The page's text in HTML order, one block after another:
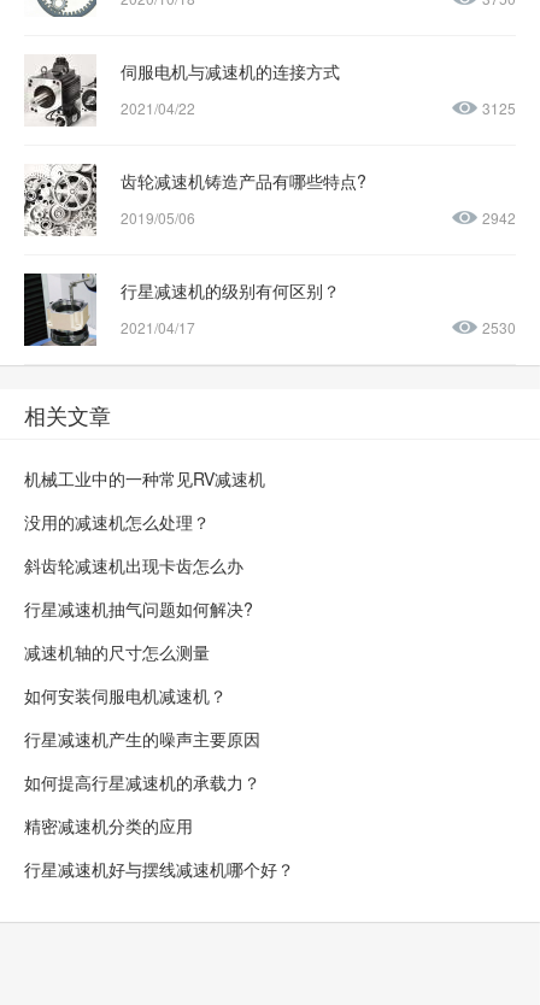
伺服电机与减速机的连接方式
2021/04/22 3125
齿轮减速机铸造产品有哪些特点?
2019/05/06 2942
行星减速机的级别有何区别？
2021/04/17 2530
相关文章
机械工业中的一种常见RV减速机
没用的减速机怎么处理？
斜齿轮减速机出现卡齿怎么办
行星减速机抽气问题如何解决?
减速机轴的尺寸怎么测量
如何安装伺服电机减速机？
行星减速机产生的噪声主要原因
如何提高行星减速机的承载力？
精密减速机分类的应用
行星减‎速机好与摆线‎减速机哪个好？